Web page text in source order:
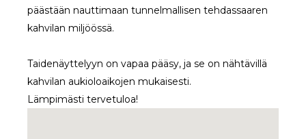
päästään nauttimaan tunnelmallisen tehdassaaren
kahvilan miljöössä.
Taidenäyttelyyn on vapaa pääsy, ja se on nähtävillä
kahvilan aukioloaikojen mukaisesti.
Lämpimästi tervetuloa!